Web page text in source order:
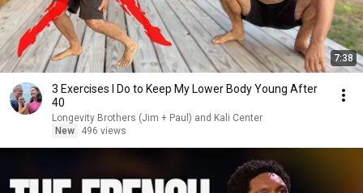
7:38
3 Exercises I Do to Keep My Lower Body Young After
40
Longevity Brothers (Jim + Paul) and Kali Center
New
496 views